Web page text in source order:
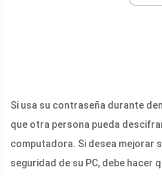
Si usa su contraseña durante
que otra persona pueda
computadora. Si desea mejorar
seguridad de su PC, debe hacer